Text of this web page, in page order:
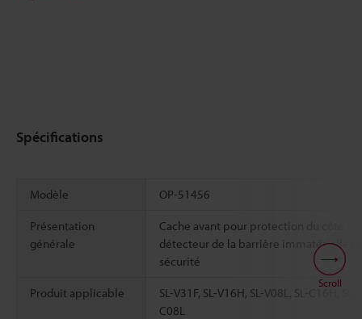
Spécifications
Modèle OP-51456
Présentation
générale
Cache avant pour protection du côté
détecteur de la barrière immatérielle
sécurité
Produit applicable
SL-V31F, SL-V16H, SL-V08L, SL-C16H, SL-
C08L
Scroll